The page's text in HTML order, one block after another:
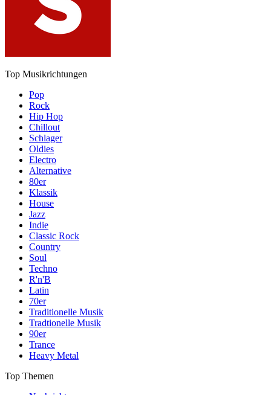
Top Musikrichtungen
Pop
Rock
Hip Hop
Chillout
Schlager
Oldies
Electro
Alternative
80er
Klassik
House
Jazz
Indie
Classic Rock
Country
Soul
Techno
R'n'B
Latin
70er
Traditionelle Musik
Tradtionelle Musik
90er
Trance
Heavy Metal
Top Themen